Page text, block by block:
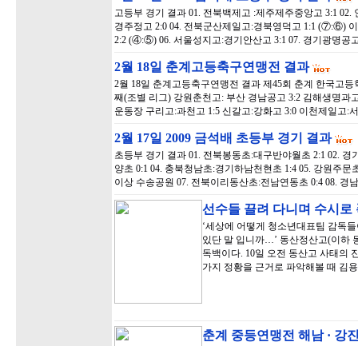
고등부 경기 결과 01. 전북백제고 :제주제주중앙고 3:1
경주정고 2:0 04. 전북군산제일고:경북영덕고 1:1 (⑦:⑥)
2:2 (④:⑤) 06. 서울성지고:경기안산고 3:1 07. 경기광명공
2월 18일 춘계고등축구연맹전 결과
2월 18일 춘계고등축구연맹전 결과 제45회 춘계 한국고
째(조별 리그) 강원춘천고: 부산 경남공고 3:2 김해생명과
운동장 구리고:과천고 1:5 신갈고:강화고 3:0 이천제일고:
2월 17일 2009 금석배 초등부 경기 결과
초등부 경기 결과 01. 전북봉동초:대구반야월초 2:1 02.
양초 0:1 04. 충북청남초:경기하남천현초 1:4 05. 강원주
이상 수송공원 07. 전북이리동산초:전남연동초 0:4 08. 경
선수들 끌려 다니며 수시
‘세상에 어떻게 청소년대표팀 감독
있단 말 입니까…’ 동산정산고(이하
독백이다. 10일 오전 동산고 사태의
가지 정황을 근거로 파악해볼 때 김
춘계 중등연맹전 해남 · 강